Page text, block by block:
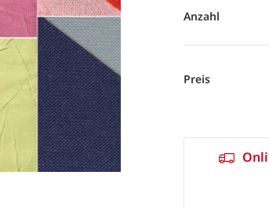
Anzahl
Preis